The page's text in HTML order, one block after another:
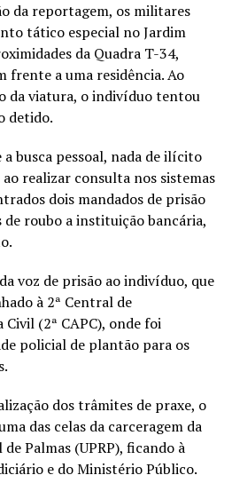
da reportagem, os militares
tático especial no Jardim
da Quadra T-34,
frente a uma residência. Ao
da viatura, o indivíduo tentou
detido.
busca pessoal, nada de ilícito
realizar consulta nos sistemas
dois mandados de prisão
roubo a instituição bancária,
voz de prisão ao indivíduo, que
à 2ª Central de
(2ª CAPC), onde foi
policial de plantão para os
dos trâmites de praxe, o
das celas da carceragem da
Palmas (UPRP), ficando à
e do Ministério Público.